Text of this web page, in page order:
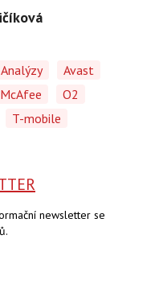
Analýzy
Avast
McAfee
O2
T-mobile
newsletter se